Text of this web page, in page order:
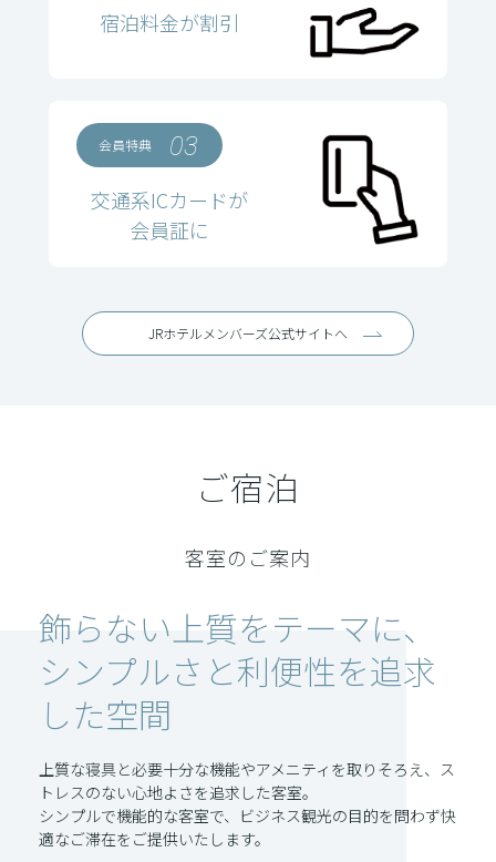
宿泊料金が割引
会員特典 03
交通系ICカードが
会員証に
JRホテルメンバーズ公式サイトへ
ご宿泊
客室のご案内
飾らない上質をテーマに、
シンプルさと利便性を追求
した空間
上質な寝具と必要十分な機能やアメニティを取りそろえ、ス
トレスのない心地よさを追求した客室。
シンプルで機能的な客室で、ビジネス観光の目的を問わず快
適なご滞在をご提供いたします。